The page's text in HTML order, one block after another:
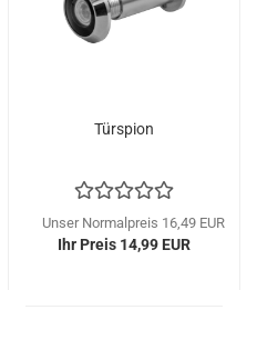
Tür­spi­on
Unser Normalpreis 16,49 EUR
Ihr Preis 14,99 EUR